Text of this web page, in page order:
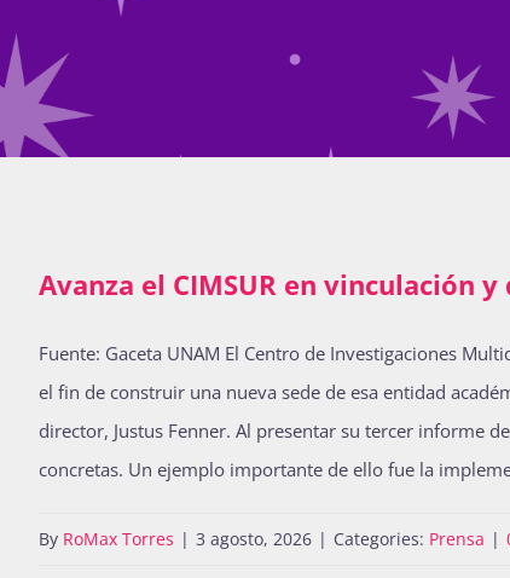
Avanza el CIMSUR en vinculación y
Fuente: Gaceta UNAM El Centro de Investigaciones
el fin de construir una nueva sede de esa entidad
director, Justus Fenner. Al presentar su tercer informe
concretas. Un ejemplo importante de ello fue la
By RoMax Torres | 3 agosto, 2026 | Categories: Prensa |